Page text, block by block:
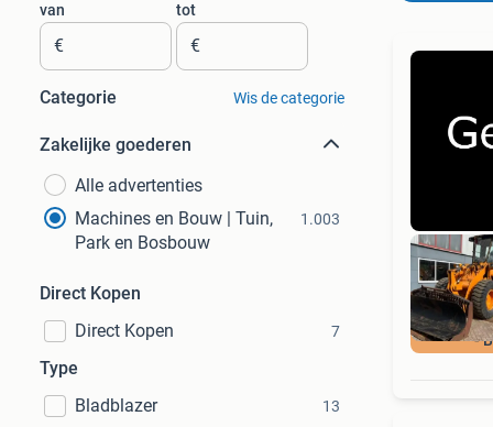
van
€
tot
€
Categorie Wis de categorie
Zakelijke goederen
Alle advertenties
Machines en Bouw | Tuin,
Park en Bosbouw
1.003
Direct Kopen
Direct Kopen
7
Type
Bladblazer
13
-